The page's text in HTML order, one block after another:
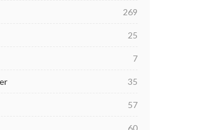
269
25
7
35
57
60